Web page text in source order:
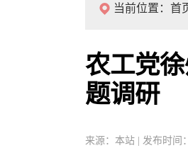
当前位置： 首
农工党
题调研
来源：本站 | 发布时间